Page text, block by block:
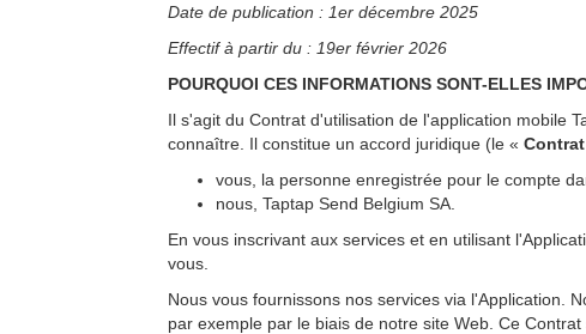
Date de publication : 1er décembre 2025
Effectif à partir du : 19er février 2026
POURQUOI CES INFORMATIONS SONT-ELLES
Il s'agit du Contrat d'utilisation de l'application mobile
connaître. Il constitue un accord juridique (le « Contrat
vous, la personne enregistrée pour le compte
nous, Taptap Send Belgium SA.
En vous inscrivant aux services et en utilisant
vous.
Nous vous fournissons nos services via l'Application.
par exemple par le biais de notre site Web. Ce